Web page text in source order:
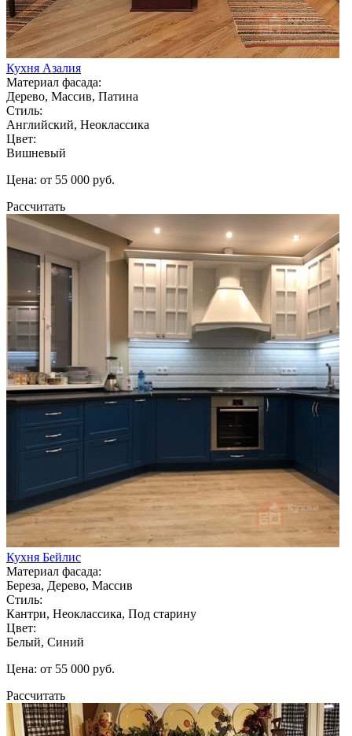
Кухня Азалия
Материал фасада:
Дерево, Массив, Патина
Стиль:
Английский, Неоклассика
Цвет:
Вишневый
Цена: от 55 000 руб.
Рассчитать
Кухня Бейлис
Материал фасада:
Береза, Дерево, Массив
Стиль:
Кантри, Неоклассика, Под старину
Цвет:
Белый, Синий
Цена: от 55 000 руб.
Рассчитать